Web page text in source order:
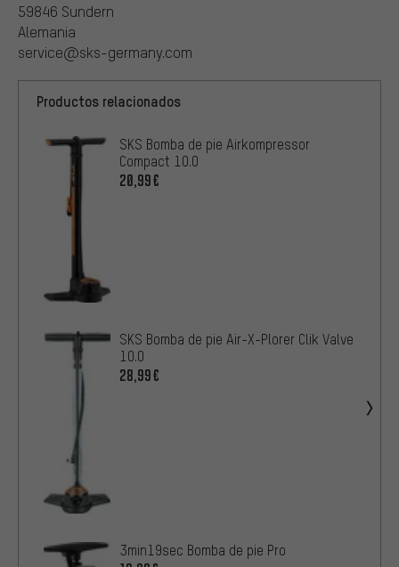
59846 Sundern
Alemania
service@sks-germany.com
Productos relacionados
SKS Bomba de pie Airkompressor
Compact 10.0
20,99€
SKS Bomba de pie Air-X-Plorer Clik Valve
10.0
28,99€
3min19sec Bomba de pie Pro